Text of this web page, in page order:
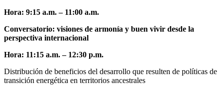
Hora: 9:15 a.m. – 11:00 a.m.
Conversatorio: visiones de armonía y buen vivir desde la
perspectiva internacional
Hora: 11:15 a.m. – 12:30 p.m.
Distribución de beneficios del desarrollo que resulten de políticas de
transición energética en territorios ancestrales